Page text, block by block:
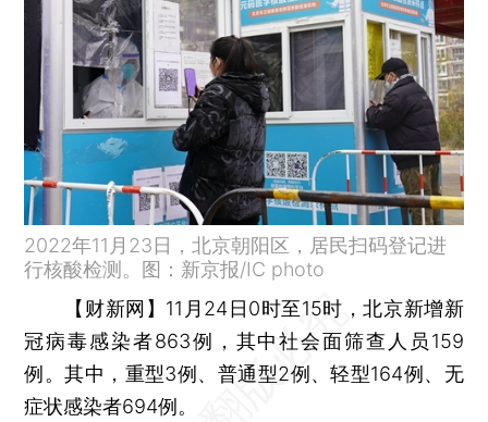
2022年11月23日，北京朝阳区，居民扫码登记进
行核酸检测。图：新京报/IC photo
【财新网】 11月24日0时至15时，北京新增新
冠病毒感染者863例，其中社会面筛查人员159
例。其中，重型3例、普通型2例、轻型164例、无
症状感染者694例。